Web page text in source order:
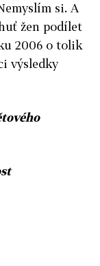
si. A
žen podílet
2006 o tolik
výsledky